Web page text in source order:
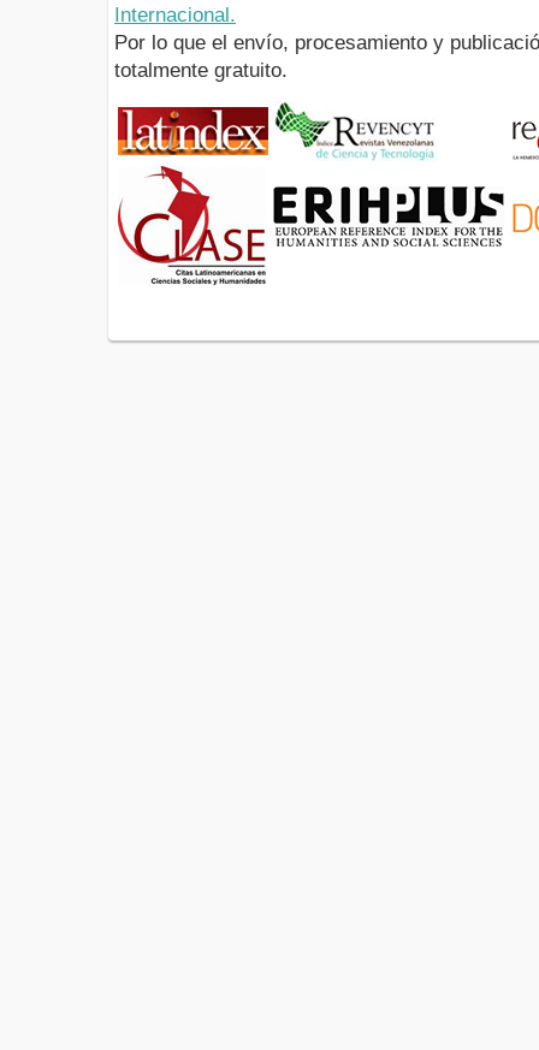
Internacional.
Por lo que el envío, procesamiento y
totalmente gratuito.